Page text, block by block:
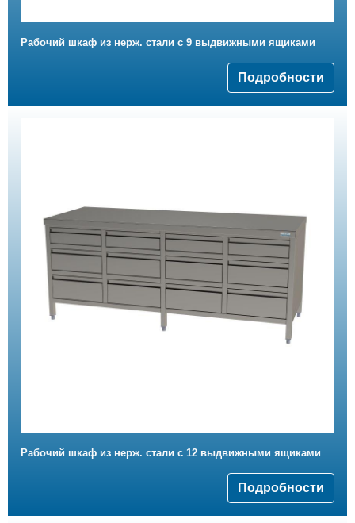
Рабочий шкаф из нерж. стали с 9 выдвижными ящиками
Подробности
Рабочий шкаф из нерж. стали с 12 выдвижными ящиками
Подробности